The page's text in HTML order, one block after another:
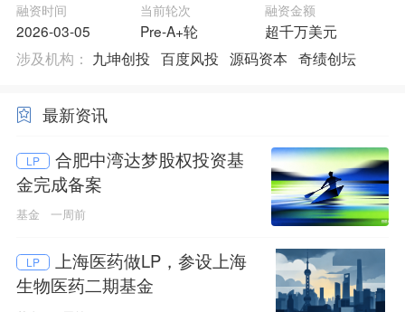
融资时间
2026-03-05
当前轮次
Pre-A+轮
融资金额
超千万美元
涉及机构： 九坤创投 百度风投 源码资本 奇绩创坛
最新资讯
LP
合肥中湾达梦股权投资基
金完成备案
基金 一周前
LP
上海医药做LP，参设上海
生物医药二期基金